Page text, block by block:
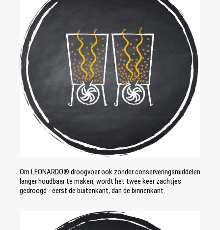
Om LEONARDO® droogvoer ook zonder conserveringsmiddelen
langer houdbaar te maken, wordt het twee keer zachtjes
gedroogd - eerst de buitenkant, dan de binnenkant.